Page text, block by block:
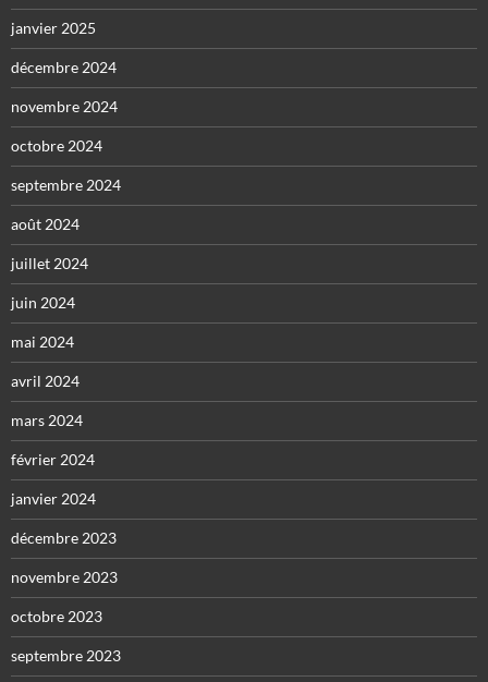
janvier 2025
décembre 2024
novembre 2024
octobre 2024
septembre 2024
août 2024
juillet 2024
juin 2024
mai 2024
avril 2024
mars 2024
février 2024
janvier 2024
décembre 2023
novembre 2023
octobre 2023
septembre 2023